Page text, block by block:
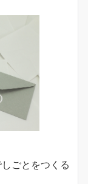
ごとをつくる